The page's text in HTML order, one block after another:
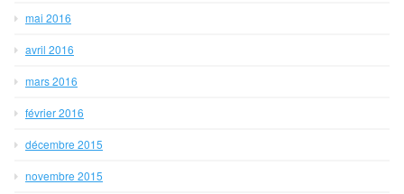
mai 2016
avril 2016
mars 2016
février 2016
décembre 2015
novembre 2015